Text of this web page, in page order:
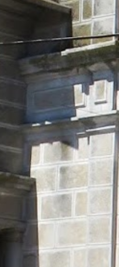
podrán acceder a
en una aplicación
la cual estará
El director del
detalló que
del 16 de diciembre,
de identidad digital
a tener la
a partir de una
a permitir que a través
asegure que la
ser". Morales también
Gusto" de
medidas de